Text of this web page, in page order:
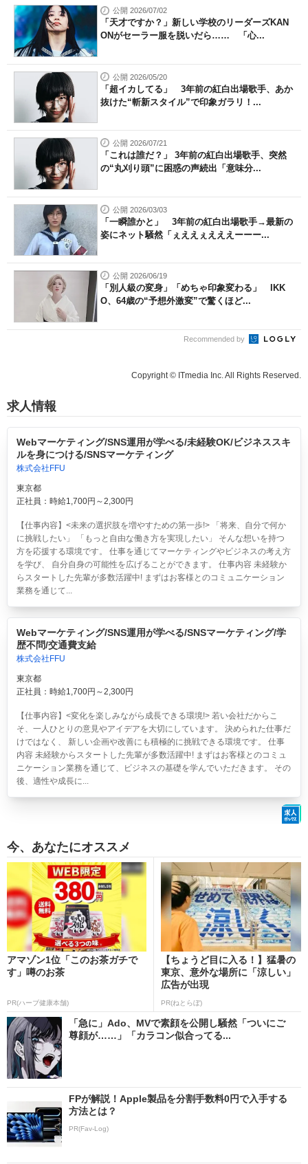
公開 2026/07/02
「天才ですか？」新しい学校のリーダーズKAN
ONがセーラー服を脱いだら…… 「心...
公開 2026/05/20
「超イカしてる」 3年前の紅白出場歌手、あか
抜けた“斬新スタイル”で印象ガラリ！...
公開 2026/07/21
「これは誰だ？」 3年前の紅白出場歌手、突然
の“丸刈り頭”に困惑の声続出「意味分...
公開 2026/03/03
「一瞬誰かと」 3年前の紅白出場歌手→最新の
姿にネット騒然「ぇええぇえええーーー...
公開 2026/06/19
「別人級の変身」「めちゃ印象変わる」 IKK
O、64歳の“予想外激変”で驚くほど...
Recommended by
Copyright © ITmedia Inc. All Rights Reserved.
求人情報
Webマーケティング/SNS運用が学べる/未経験OK/ビジネススキ
ルを身につける/SNSマーケティング
株式会社FFU
東京都
正社員：時給1,700円～2,300円
【仕事内容】<未来の選択肢を増やすための第一歩!> 「将来、自分で何か
に挑戦したい」 「もっと自由な働き方を実現したい」 そんな想いを持つ
方を応援する環境です。 仕事を通じてマーケティングやビジネスの考え方
を学び、 自分自身の可能性を広げることができます。 仕事内容 未経験か
らスタートした先輩が多数活躍中! まずはお客様とのコミュニケーション
業務を通じて...
Webマーケティング/SNS運用が学べる/SNSマーケティング/学
歴不問/交通費支給
株式会社FFU
東京都
正社員：時給1,700円～2,300円
【仕事内容】<変化を楽しみながら成長できる環境!> 若い会社だからこ
そ、一人ひとりの意見やアイデアを大切にしています。 決められた仕事だ
けではなく、 新しい企画や改善にも積極的に挑戦できる環境です。 仕事
内容 未経験からスタートした先輩が多数活躍中! まずはお客様とのコミュ
ニケーション業務を通じて、ビジネスの基礎を学んでいただきます。 その
後、適性や成長に...
今、あなたにオススメ
アマゾン1位「このお茶ガチで
す」噂のお茶
PR(ハーブ健康本舗)
【ちょうど目に入る！】猛暑の
東京、意外な場所に「涼しい」
広告が出現
PR(ねとらぼ)
「急に」Ado、MVで素顔を公開し騒然「ついにご
尊顔が……」「カラコン似合ってる...
FPが解説！Apple製品を分割手数料0円で入手する
方法とは？
PR(Fav-Log)